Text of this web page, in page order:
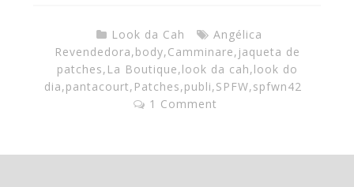
Look da Cah
Angélica
Revendedora,body,Camminare, jaqueta de
patches, La Boutique,look da cah,look do
dia,pantacourt, Patches,publi,SPFW,spfwn42
1 Comment